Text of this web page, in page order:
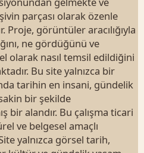
parçası olarak özenle
Proje, görüntüler aracılığıyla
ne gördüğünü ve
olarak nasıl temsil edildiğini
Bu site yalnızca bir
tarihin en insani, gündelik
bir şekilde
bir alandır. Bu çalışma ticari
ve belgesel amaçlı
yalnızca görsel tarih,